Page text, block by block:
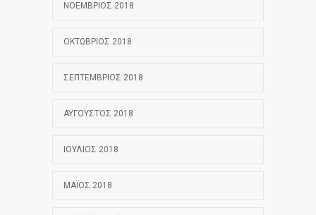
ΝΟΈΜΒΡΙΟΣ 2018
ΟΚΤΏΒΡΙΟΣ 2018
ΣΕΠΤΈΜΒΡΙΟΣ 2018
ΑΎΓΟΥΣΤΟΣ 2018
ΙΟΎΛΙΟΣ 2018
ΜΆΙΟΣ 2018